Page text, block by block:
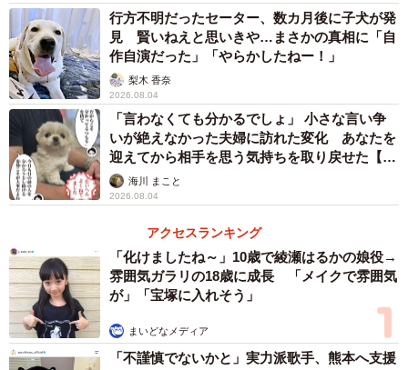
「大型犬というと怖いイメージがあるのですが、中身は甘
えん坊で人懐っこいです。寂しがり屋でもあり、家族が帰
ってくると全身で喜びます」
3/8
行方不明だったセーター、数カ月後に子犬が発
見 賢いねえと思いきや…まさかの真相に「自
作自演だった」「やらかしたねー！」
梨木 香奈
2026.08.04
「言わなくても分かるでしょ」 小さな言い争
いが絶えなかった夫婦に訪れた変化 あなたを
迎えてから相手を思う気持ちを取り戻せた【漫
画】海川 まこと
2026.08.04
アクセスランキング
「化けましたね～」10歳で綾瀬はるかの娘役→
雰囲気ガラリの18歳に成長 「メイクで雰囲気
が」「宝塚に入れそう」
まいどなメディア
「不謹慎でないかと」実力派歌手、熊本へ支援